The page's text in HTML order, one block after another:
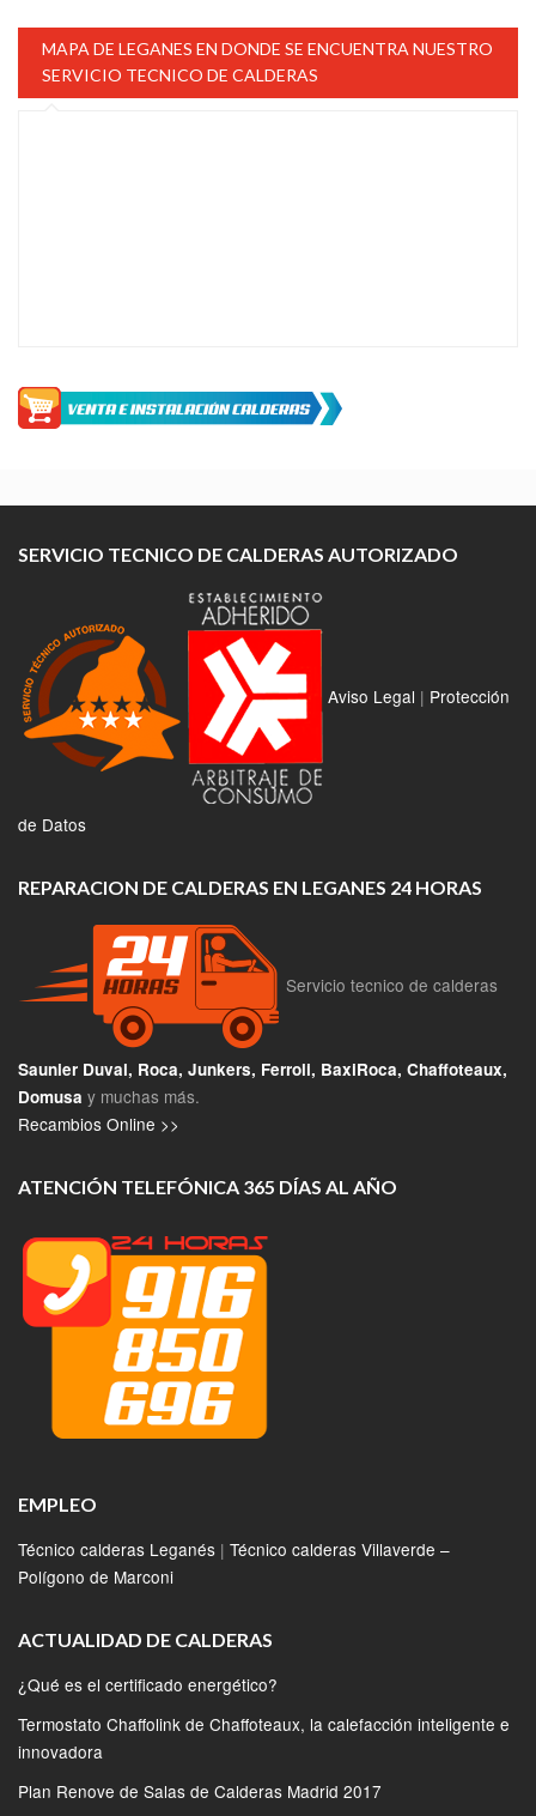
MAPA DE LEGANES EN DONDE SE ENCUENTRA NUESTRO
SERVICIO TECNICO DE CALDERAS
SERVICIO TECNICO DE CALDERAS AUTORIZADO
Aviso Legal | Protección
de Datos
REPARACION DE CALDERAS EN LEGANES 24 HORAS
Servicio tecnico de calderas
Saunier Duval, Roca, Junkers, Ferroli, BaxiRoca, Chaffoteaux,
Domusa y muchas más.
Recambios Online >>
ATENCIÓN TELEFÓNICA 365 DÍAS AL AÑO
EMPLEO
Técnico calderas Leganés | Técnico calderas Villaverde –
Polígono de Marconi
ACTUALIDAD DE CALDERAS
¿Qué es el certificado energético?
Termostato Chaffolink de Chaffoteaux, la calefacción inteligente e
innovadora
Plan Renove de Salas de Calderas Madrid 2017